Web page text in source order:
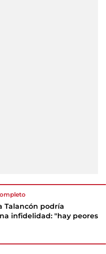
Talancón podría
infidelidad: "hay peores